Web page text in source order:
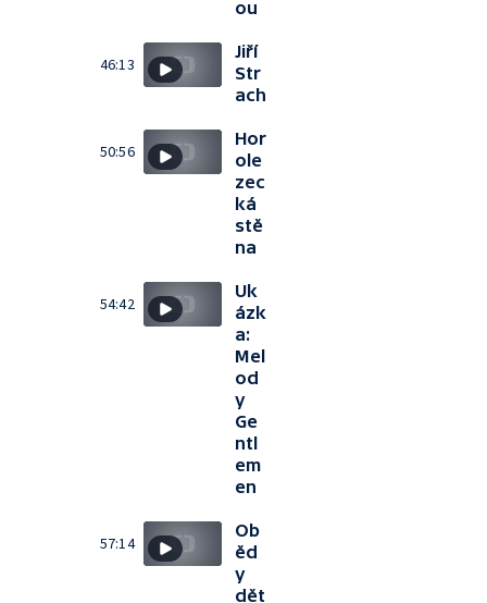
ou
46:13
Jiří
Str
ach
50:56
Hor
ole
zec
ká
stě
na
54:42
Uk
ázk
a:
Mel
od
y
Ge
ntl
em
en
57:14
Ob
ěd
y
dět